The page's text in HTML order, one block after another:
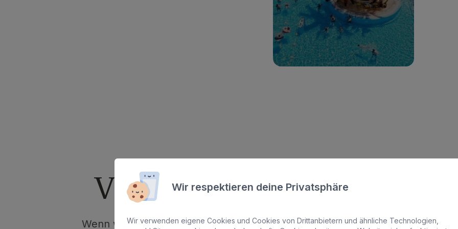
Zum Hotel
Vorteile einesHotels
Wenn wir an Familienurlaub denken, haben wir Bilder von Lachen, Spielen
Wir respektieren deine Privatsphäre
Wir verwenden eigene Cookies und Cookies von Drittanbietern und ähnliche Technologien,